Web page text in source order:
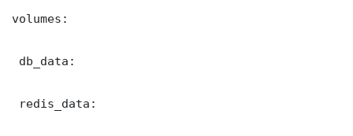
volumes:
db_data:
redis_data: